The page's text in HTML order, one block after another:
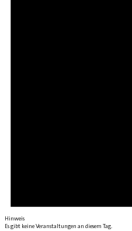
Hinweis
Es gibt keine Veranstaltungen an diesem Tag.